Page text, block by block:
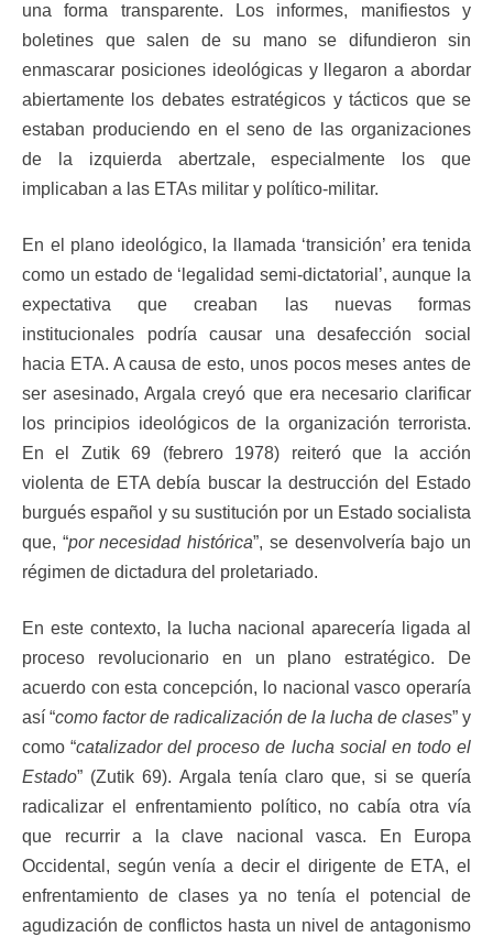
una forma transparente. Los informes, manifiestos y
boletines que salen de su mano se difundieron sin
enmascarar posiciones ideológicas y llegaron a abordar
abiertamente los debates estratégicos y tácticos que se
estaban produciendo en el seno de las organizaciones
de la izquierda abertzale, especialmente los que
implicaban a las ETAs militar y político-militar.
En el plano ideológico, la llamada ‘transición’ era tenida
como un estado de ‘legalidad semi-dictatorial’, aunque la
expectativa que creaban las nuevas formas
institucionales podría causar una desafección social
hacia ETA. A causa de esto, unos pocos meses antes de
ser asesinado, Argala creyó que era necesario clarificar
los principios ideológicos de la organización terrorista.
En el Zutik 69 (febrero 1978) reiteró que la acción
violenta de ETA debía buscar la destrucción del Estado
burgués español y su sustitución por un Estado socialista
que, “por necesidad histórica”, se desenvolvería bajo un
régimen de dictadura del proletariado.
En este contexto, la lucha nacional aparecería ligada al
proceso revolucionario en un plano estratégico. De
acuerdo con esta concepción, lo nacional vasco operaría
así “como factor de radicalización de la lucha de clases” y
como “catalizador del proceso de lucha social en todo el
Estado” (Zutik 69). Argala tenía claro que, si se quería
radicalizar el enfrentamiento político, no cabía otra vía
que recurrir a la clave nacional vasca. En Europa
Occidental, según venía a decir el dirigente de ETA, el
enfrentamiento de clases ya no tenía el potencial de
agudización de conflictos hasta un nivel de antagonismo